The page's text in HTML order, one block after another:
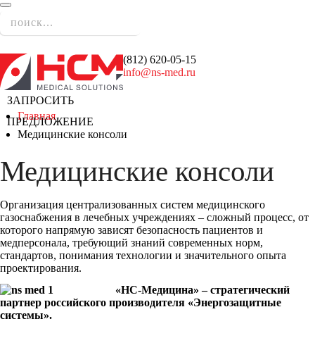
(812) 620-05-15
info@ns-med.ru
ЗАПРОСИТЬ
ПРЕДЛОЖЕНИЕ
Главная
Медицинские консоли
Медицинские консоли
Организация централизованных систем медицинского
газоснабжения в лечебных учреждениях – сложный процесс, от
которого напрямую зависят безопасность пациентов и
медперсонала, требующий знаний современных норм,
стандартов, понимания технологии и значительного опыта
проектирования.
«НС-Медицина» – стратегический
партнер российского производителя «Энергозащитные
системы».